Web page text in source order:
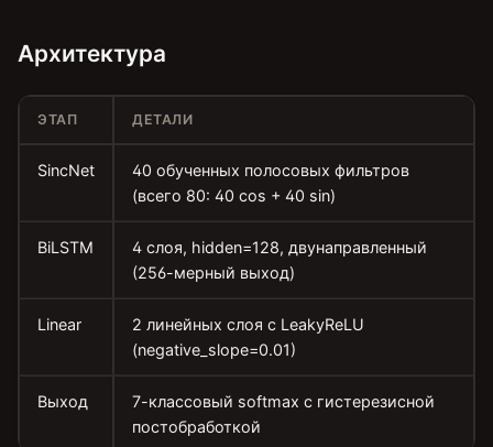
Архитектура
ЭТАП ДЕТАЛИ
SincNet
40 обученных полосовых фильтров
(всего 80: 40 cos + 40 sin)
BiLSTM
4 слоя, hidden=128, двунаправленный
(256-мерный выход)
Linear
2 линейных слоя с LeakyReLU
(negative_slope=0.01)
Выход
7-классовый softmax с гистерезисной
постобработкой